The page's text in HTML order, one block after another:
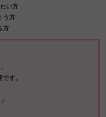
い方
う方
方
す。